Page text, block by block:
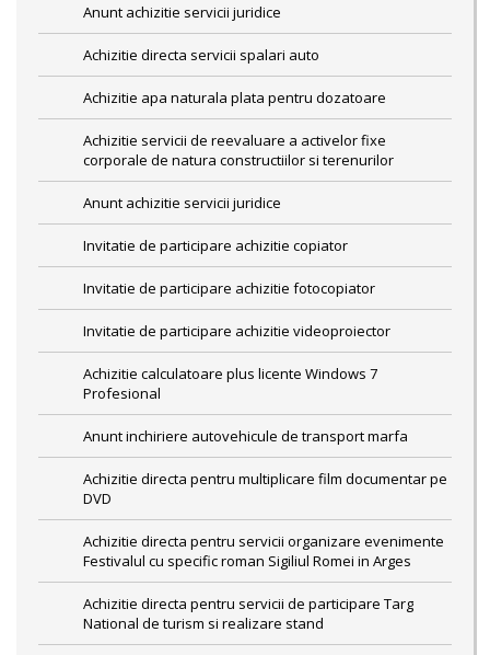
Anunt achizitie servicii juridice
Achizitie directa servicii spalari auto
Achizitie apa naturala plata pentru dozatoare
Achizitie servicii de reevaluare a activelor fixe
corporale de natura constructiilor si terenurilor
Anunt achizitie servicii juridice
Invitatie de participare achizitie copiator
Invitatie de participare achizitie fotocopiator
Invitatie de participare achizitie videoproiector
Achizitie calculatoare plus licente Windows 7
Profesional
Anunt inchiriere autovehicule de transport marfa
Achizitie directa pentru multiplicare film documentar pe
DVD
Achizitie directa pentru servicii organizare evenimente
Festivalul cu specific roman Sigiliul Romei in Arges
Achizitie directa pentru servicii de participare Targ
National de turism si realizare stand